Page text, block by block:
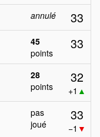
annulé 33
45
points
33
28
points
32
+1 ▲
pas
joué
33
−1 ▼